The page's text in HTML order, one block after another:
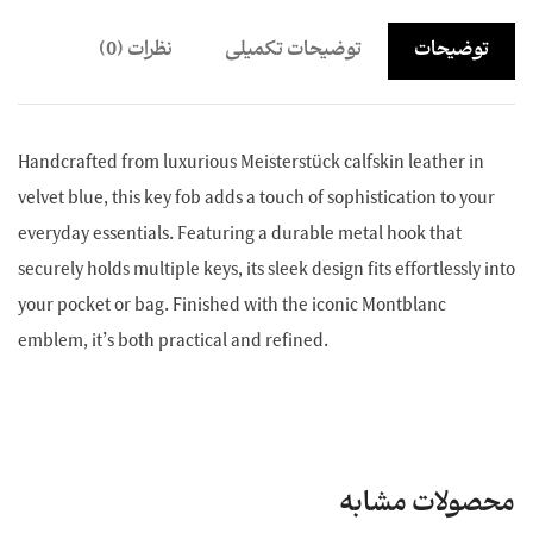
توضیحات توضیحات تکمیلی نظرات (0)
Handcrafted from luxurious Meisterstück calfskin leather in
velvet blue, this key fob adds a touch of sophistication to your
everyday essentials. Featuring a durable metal hook that
securely holds multiple keys, its sleek design fits effortlessly into
your pocket or bag. Finished with the iconic Montblanc
emblem, it’s both practical and refined.
محصولات مشابه